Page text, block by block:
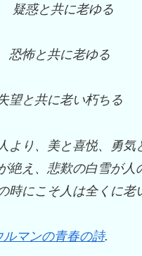
疑惑と共に老ゆる
恐怖と共に老ゆる
と共に老い朽ちる
より、美と喜悦、勇
絶え、悲歎の白雪が
時にこそ人は全くに
ルマンの青春の詩.